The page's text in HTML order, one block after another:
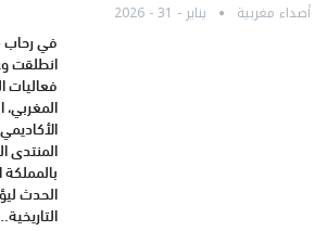
أصداء مغربية يناير - 31 - 2026
في رحاب
انطلقت
فعاليات
المنتدى
الحدث